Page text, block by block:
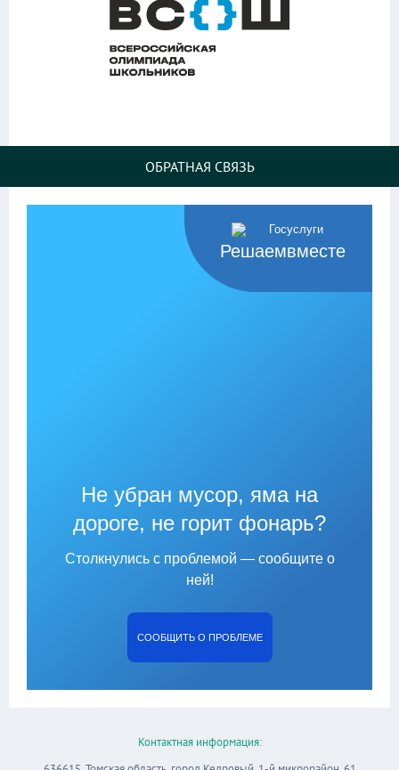
ОБРАТНАЯ СВЯЗЬ
Решаемвместе
Не убран мусор, яма на
дороге, не горит фонарь?
Столкнулись с проблемой — сообщите о
ней!
СООБЩИТЬ О ПРОБЛЕМЕ
Контактная информация: